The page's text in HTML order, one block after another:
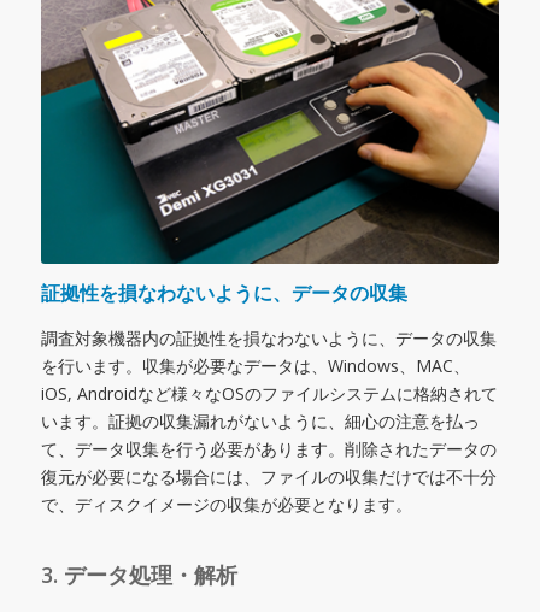
証拠性を損なわないように、データの収集
調査対象機器内の証拠性を損なわないように、データの収集
を行います。収集が必要なデータは、Windows、MAC、
iOS, Androidなど様々なOSのファイルシステムに格納されて
います。証拠の収集漏れがないように、細心の注意を払っ
て、データ収集を行う必要があります。削除されたデータの
復元が必要になる場合には、ファイルの収集だけでは不十分
で、ディスクイメージの収集が必要となります。
3. データ処理・解析